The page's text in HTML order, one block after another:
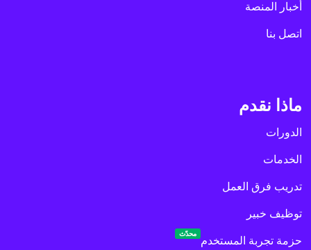
أخبار المنصة
اتصل بنا
ماذا نقدم
الدورات
الخدمات
تدريب فرق العمل
توظيف خبير
حزمة تجربة المستخدم
محدّث